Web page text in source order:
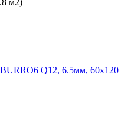
Q12, 6.5мм, 60x120